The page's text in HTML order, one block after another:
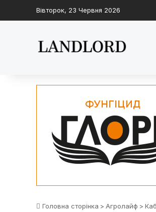
Вівторок, 23 Червня 2026
Головна сторінка > Агролайф >